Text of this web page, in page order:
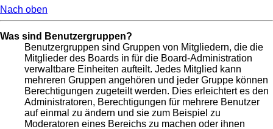
Nach oben
Was sind Benutzergruppen?
Benutzergruppen sind Gruppen von Mitgliedern, die die
Mitglieder des Boards in für die Board-Administration
verwaltbare Einheiten aufteilt. Jedes Mitglied kann
mehreren Gruppen angehören und jeder Gruppe können
Berechtigungen zugeteilt werden. Dies erleichtert es den
Administratoren, Berechtigungen für mehrere Benutzer
auf einmal zu ändern und sie zum Beispiel zu
Moderatoren eines Bereichs zu machen oder ihnen